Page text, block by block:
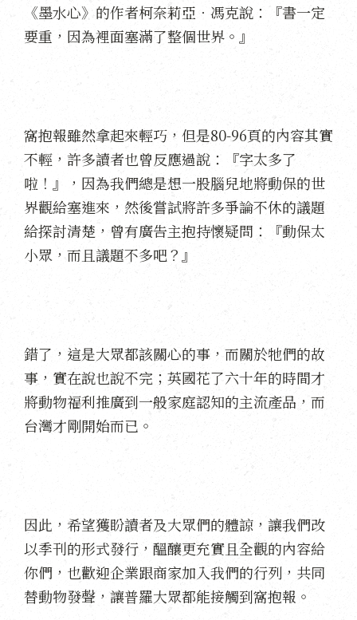
《墨水心》的作者柯奈莉亞．馮克說：『書一定
要重，因為裡面塞滿了整個世界。』
窩抱報雖然拿起來輕巧，但是80-96頁的內容其實
不輕，許多讀者也曾反應過說：『字太多了
啦！』，因為我們總是想一股腦兒地將動保的世
界觀給塞進來，然後嘗試將許多爭論不休的議題
給探討清楚，曾有廣告主抱持懷疑問：『動保太
小眾，而且議題不多吧？』
錯了，這是大眾都該關心的事，而關於牠們的故
事，實在說也說不完；英國花了六十年的時間才
將動物福利推廣到一般家庭認知的主流產品，而
台灣才剛開始而已。
因此，希望獲盼讀者及大眾們的體諒，讓我們改
以季刊的形式發行，醞釀更充實且全觀的內容給
你們，也歡迎企業跟商家加入我們的行列，共同
替動物發聲，讓普羅大眾都能接觸到窩抱報。